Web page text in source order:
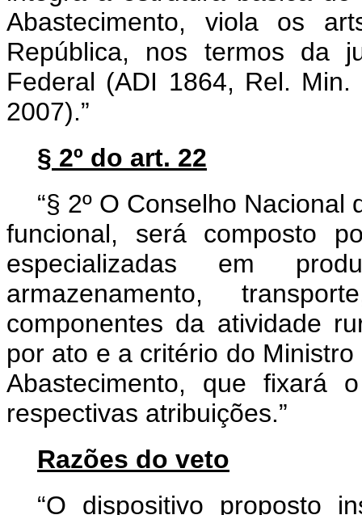
Abastecimento, viola os
República, nos termos da
Federal (ADI 1864, Rel.
2007).”
§ 2º do art. 22
“§ 2º O Conselho
funcional, será composto
especializadas em
armazenamento,
componentes da atividade
por ato e a critério do
Abastecimento, que fixará
respectivas atribuições.”
Razões do veto
“O dispositivo proposto